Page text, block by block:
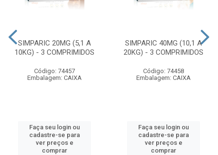
SIMPARIC 20MG (5,1 A
10KG) - 3 COMPRIMIDOS
Código: 74457
Embalagem: CAIXA
Faça seu login ou
cadastre-se para
ver preços e
comprar
SIMPARIC 40MG (10,1 A
20KG) - 3 COMPRIMIDOS
Código: 74458
Embalagem: CAIXA
Faça seu login ou
cadastre-se para
ver preços e
comprar